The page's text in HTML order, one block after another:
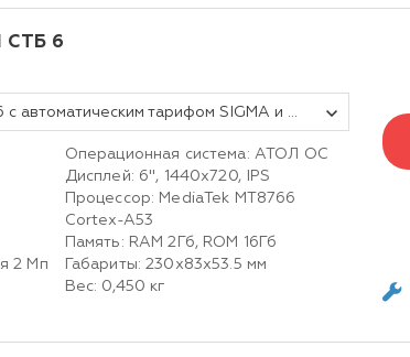
СТБ 6
Смарт-терминал АТОЛ СТБ 6 с автоматическим тарифом SIGMA и ИТС (без ФН, 5.0)
2 Mп
Операционная система: АТОЛ ОС
Дисплей: 6", 1440x720, IPS
Процессор: MediaTek MT8766
Cortex-A53
Память: RAM 2Гб, ROM 16Гб
Габариты: 230х83х53.5 мм
Вес: 0,450 кг